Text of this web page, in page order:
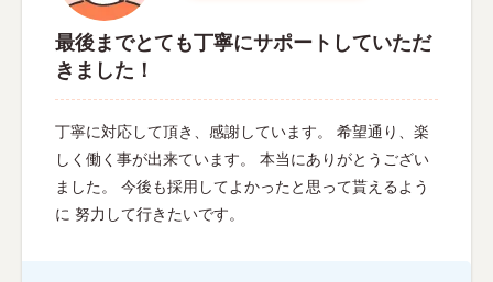
最後までとても丁寧にサポートしていただ
きました！
丁寧に対応して頂き、感謝しています。 希望通り、楽
しく働く事が出来ています。 本当にありがとうござい
ました。 今後も採用してよかったと思って貰えるよう
に 努力して行きたいです。